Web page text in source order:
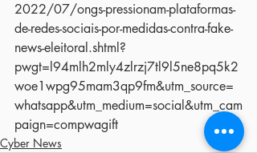
2022/07/ongs-pressionam-plataformas-
de-redes-sociais-por-medidas-contra-fake-
news-eleitoral.shtml?
pwgt=l94mlh2mly4zlrzj7tl9l5ne8pq5k2
woe1wpg95mam3qp9fm&utm_source=
whatsapp&utm_medium=social&utm_cam
paign=compwagift
Cyber News